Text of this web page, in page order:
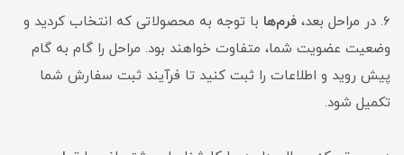
6. در مراحل بعد، فرم‌ها با توجه به محصولاتی که انتخاب کردید و
وضعیت عضویت شما، متفاوت خواهند بود. مراحل را گام به گام
پیش روید و اطلاعات را ثبت کنید تا فرآیند ثبت سفارش شما
تکمیل شود.